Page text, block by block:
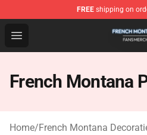
FREE shipping on
Open menu
French Montana Shop -
French Montana
Home/French Montana